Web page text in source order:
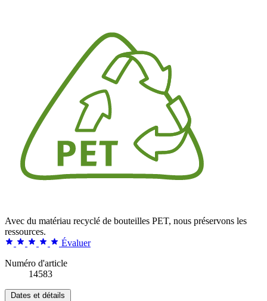
Avec du matériau recyclé de bouteilles PET, nous préservons les
ressources.
Évaluer
Numéro d'article
14583
Dates et détails